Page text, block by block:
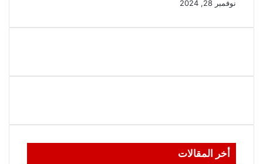
نوفمبر 28, 2024
أخر المقالات